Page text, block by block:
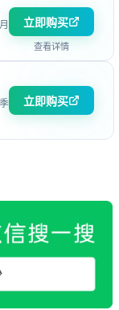
立即购买
查看详情
立即购买